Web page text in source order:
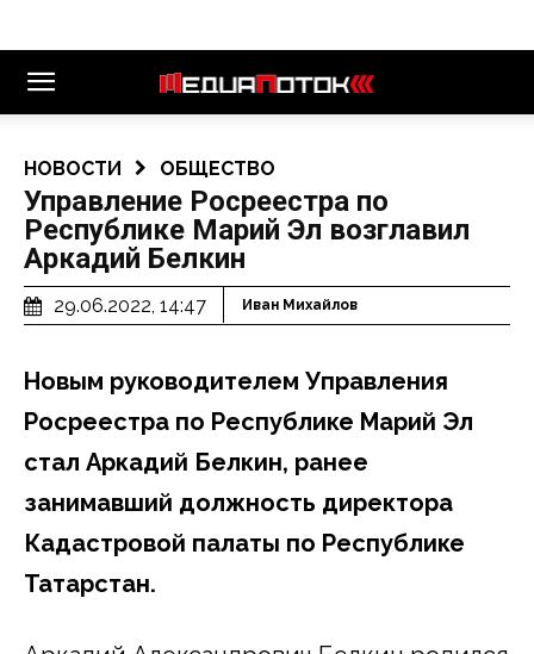
НОВОСТИ ОБЩЕСТВО
Управление Росреестра по
Республике Марий Эл возглавил
Аркадий Белкин
29.06.2022, 14:47 Иван Михайлов
Новым руководителем Управления
Росреестра по Республике Марий Эл
стал Аркадий Белкин, ранее
занимавший должность директора
Кадастровой палаты по Республике
Татарстан.